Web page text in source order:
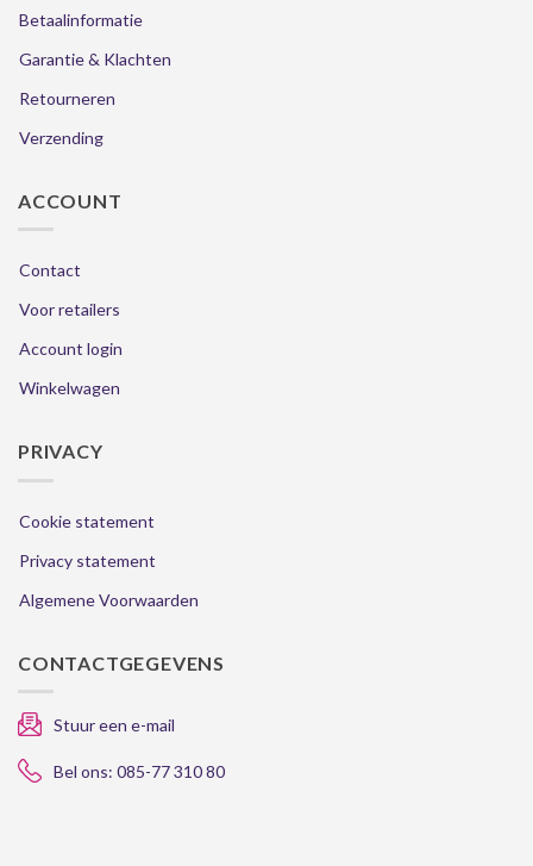
Betaalinformatie
Garantie & Klachten
Retourneren
Verzending
ACCOUNT
Contact
Voor retailers
Account login
Winkelwagen
PRIVACY
Cookie statement
Privacy statement
Algemene Voorwaarden
CONTACTGEGEVENS
Stuur een e-mail
Bel ons: 085-77 310 80